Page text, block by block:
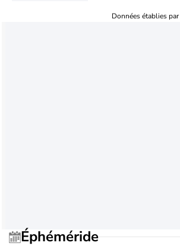
Données établies par
Éphéméride